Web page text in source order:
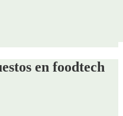
en foodtech